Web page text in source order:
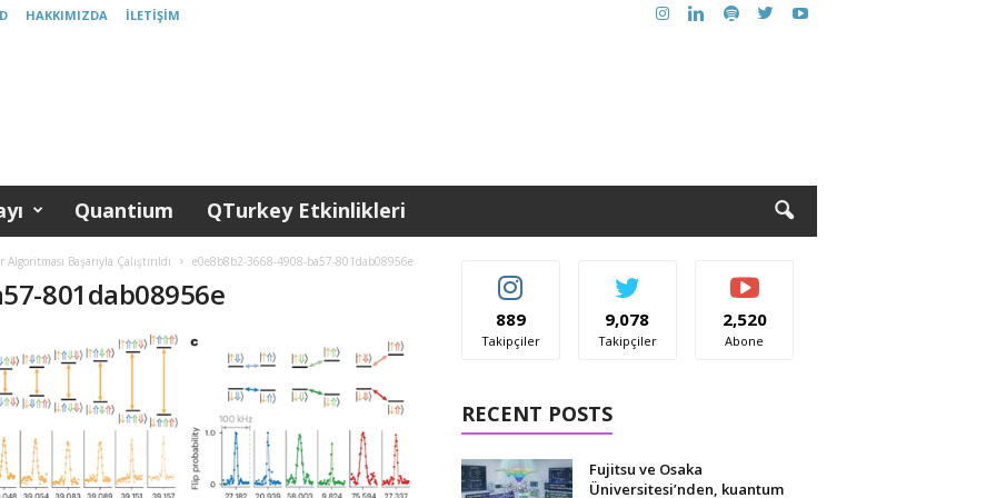
HAKKIMIZDA İLETIŞIM
Quantium QTurkey Etkinlikleri
Başarıyla Çalıştırıldı e0e8b8b2-3668-4908-ba57-801dab08956e
801dab08956e
889
Takipçiler
9,078
Takipçiler
2,520
Abone
RECENT POSTS
Fujitsu ve Osaka
Üniversitesi’nden, kuantum